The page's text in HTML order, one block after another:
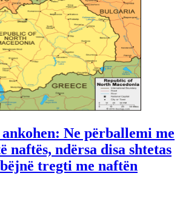
Ne përballemi me
naftës, ndërsa disa shtetas
tregti me naftën